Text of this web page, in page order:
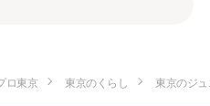
ロ東京 東京のくらし 東京のジ